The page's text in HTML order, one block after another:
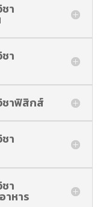
า
า
ชาฟิสิกส์
า
า
าหาร